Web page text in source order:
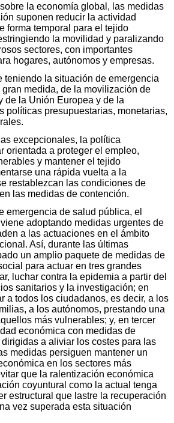
la economía global, las medidas
suponen reducir la actividad
forma temporal para el tejido
la movilidad y paralizando
sectores, con importantes
hogares, autónomos y empresas.
teniendo la situación de emergencia
medida, de la movilización de
de la Unión Europea y de la
políticas presupuestarias, monetarias,
excepcionales, la política
orientada a proteger el empleo,
y mantener el tejido
una rápida vuelta a la
restablezcan las condiciones de
las medidas de contención.
emergencia de salud pública, el
adoptando medidas urgentes de
a las actuaciones en el ámbito
Así, durante las últimas
un amplio paquete de medidas de
para actuar en tres grandes
luchar contra la epidemia a partir del
sanitarios y la investigación; en
a todos los ciudadanos, es decir, a los
a los autónomos, prestando una
más vulnerables; y, en tercer
económica con medidas de
a aliviar los costes para las
medidas persiguen mantener un
en los sectores más
que la ralentización económica
coyuntural como la actual tenga
estructural que lastre la recuperación
vez superada esta situación